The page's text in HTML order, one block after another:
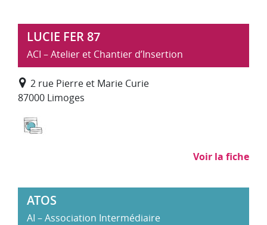
LUCIE FER 87
ACI – Atelier et Chantier d’Insertion
2 rue Pierre et Marie Curie
87000 Limoges
Voir la fiche
ATOS
AI – Association Intermédiaire